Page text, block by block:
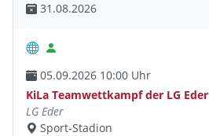
31.08.2026
05.09.2026 10:00 Uhr
KiLa Teamwettkampf der LG Eder
LG Eder
Sport-Stadion